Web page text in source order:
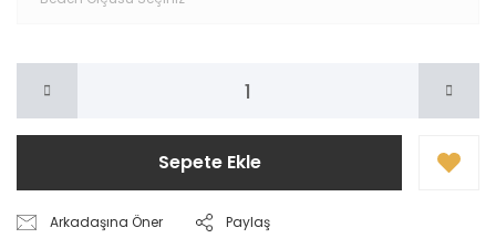
Sepete Ekle
Arkadaşına Öner Paylaş